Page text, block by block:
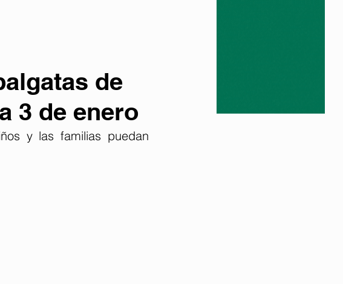
de
3 de enero
y las familias puedan